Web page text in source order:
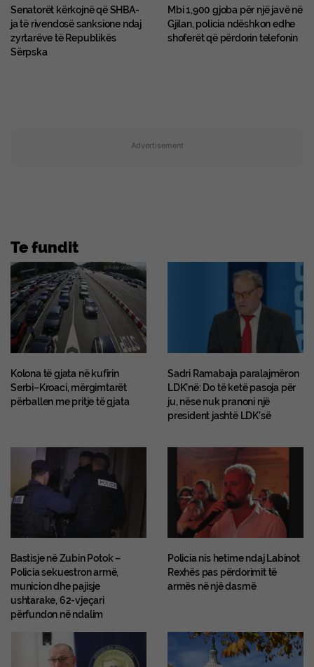
Senatorët kërkojnë që SHBA-
ja të rivendosë sanksione ndaj
zyrtarëve të Republikës
Sërpska
Mbi 1,900 gjoba për një javë në
Gjilan, policia ndëshkon edhe
shoferët që përdorin telefonin
Advertisement
Te fundit
Kolona të gjata në kufirin
Serbi–Kroaci, mërgimtarët
përballen me pritje të gjata
Sadri Ramabaja paralajmëron
LDK’në: Do të ketë pasoja për
ju, nëse nuk pranoni një
president jashtë LDK’së
Bastisje në Zubin Potok –
Policia sekuestron armë,
municion dhe pajisje
ushtarake, 62-vjeçari
përfundon në ndalim
Policia nis hetime ndaj Labinot
Rexhës pas përdorimit të
armës në një dasmë